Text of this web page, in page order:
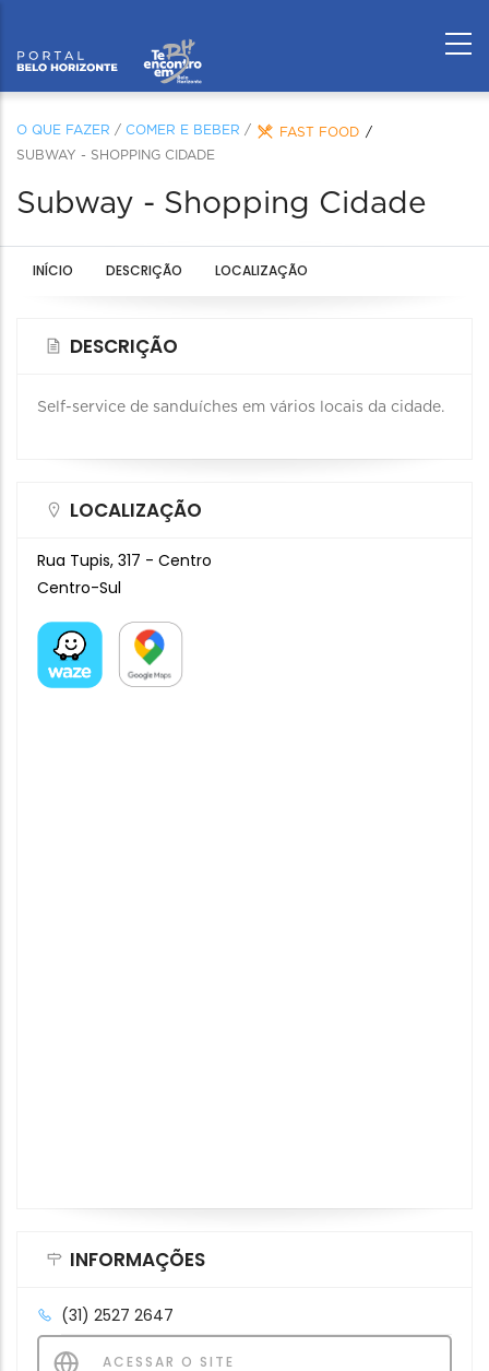
O QUE FAZER / COMER E BEBER /
FAST FOOD
SUBWAY - SHOPPING CIDADE
Subway - Shopping Cidade
INÍCIO DESCRIÇÃO LOCALIZAÇÃO
DESCRIÇÃO
Self-service de sanduíches em vários locais da cidade.
LOCALIZAÇÃO
Rua Tupis, 317 - Centro
Centro-Sul
INFORMAÇÕES
(31) 2527 2647
ACESSAR O SITE